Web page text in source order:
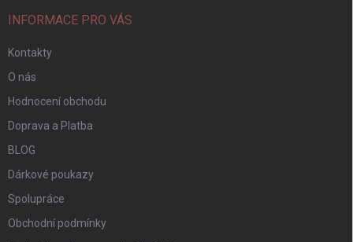
INFORMACE PRO VÁS
Kontakty
O nás
Hodnocení obchodu
Doprava a Platba
BLOG
Dárkové poukazy
Spolupráce
Obchodní podmínky